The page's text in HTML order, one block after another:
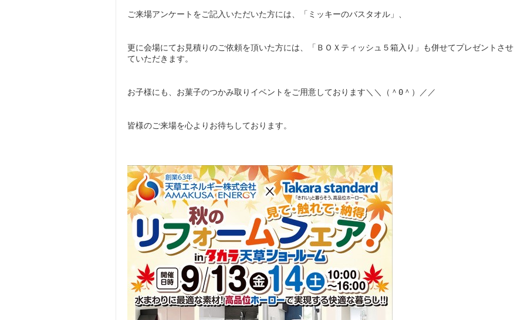
ご来場アンケートをご記入いただいた方には、「ミッキーのバスタオル」、
更に会場にてお見積りのご依頼を頂いた方には、「ＢＯＸティッシュ５箱入り」も併せてプレゼントさせ
ていただきます。
お子様にも、お菓子のつかみ取りイベントをご用意しております＼＼（＾0＾）／／
皆様のご来場を心よりお待ちしております。